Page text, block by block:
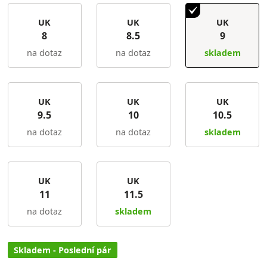
UK
8
na dotaz
UK
8.5
na dotaz
UK
9
skladem
UK
9.5
na dotaz
UK
10
na dotaz
UK
10.5
skladem
UK
11
na dotaz
UK
11.5
skladem
Skladem - Poslední pár